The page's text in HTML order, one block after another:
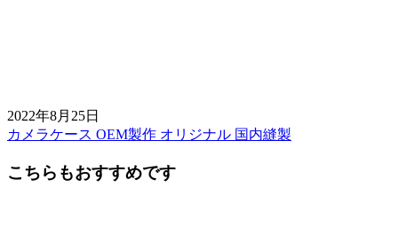
2022年8月25日
前
後
カメラケース OEM製作 オリジナル 国内縫製
こちらもおすすめです